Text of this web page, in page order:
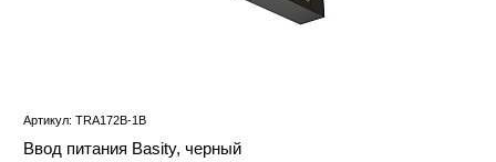
Артикул: TRA172B-1B
Ввод питания Basity, черный